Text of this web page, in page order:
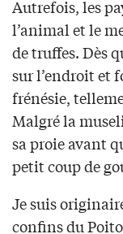
Autrefois, les
l’animal et le
de truffes. Dès
sur l’endroit et
frénésie,
Malgré la
sa proie avant
petit coup de
Je suis
confins du